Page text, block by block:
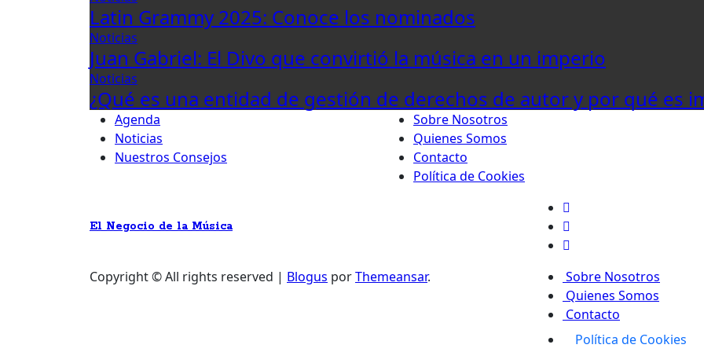
Latin Grammy 2025: Conoce los nominados
Noticias
Juan Gabriel: El Divo que convirtió la música en un imperio
Noticias
¿Qué es una entidad de gestión de derechos de autor y por qué es
Agenda
Noticias
Nuestros Consejos
Sobre Nosotros
Quienes Somos
Contacto
Política de Cookies
El Negocio de la Música
Copyright © All rights reserved | Blogus porThemeansar.
Sobre Nosotros
Quienes Somos
Contacto
Política de Cookies